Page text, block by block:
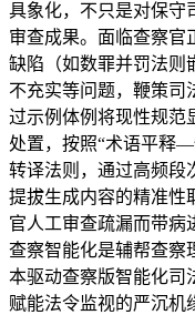
具象化，不只是对保守
审查成果。面临查察官
缺陷（如数罪并罚法则
不充实等问题，鞭策司
过示例体例将现性规范
处置，按照“术语平释
转译法则，通过高频段
提拔生成内容的精准性
官人工审查疏漏而带病
查察智能化是辅帮查察
本驱动查察版智能化司
赋能法令监视的严沉机